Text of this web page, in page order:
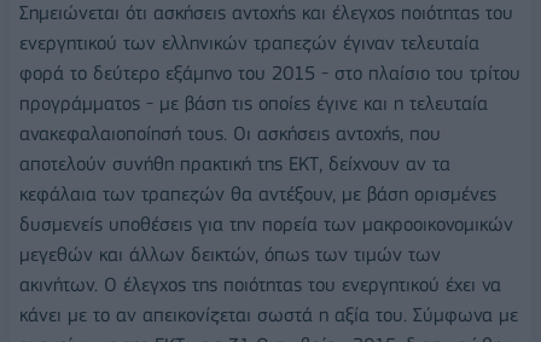
Σημειώνεται ότι ασκήσεις αντοχής και έλεγχος ποιότητας του
ενεργητικού των ελληνικών τραπεζών έγιναν τελευταία
φορά το δεύτερο εξάμηνο του 2015 - στο πλαίσιο του τρίτου
προγράμματος - με βάση τις οποίες έγινε και η τελευταία
ανακεφαλαιοποίησή τους. Οι ασκήσεις αντοχής, που
αποτελούν συνήθη πρακτική της ΕΚΤ, δείχνουν αν τα
κεφάλαια των τραπεζών θα αντέξουν, με βάση ορισμένες
δυσμενείς υποθέσεις για την πορεία των μακροοικονομικών
μεγεθών και άλλων δεικτών, όπως των τιμών των
ακινήτων. Ο έλεγχος της ποιότητας του ενεργητικού έχει να
κάνει με το αν απεικονίζεται σωστά η αξία του. Σύμφωνα με